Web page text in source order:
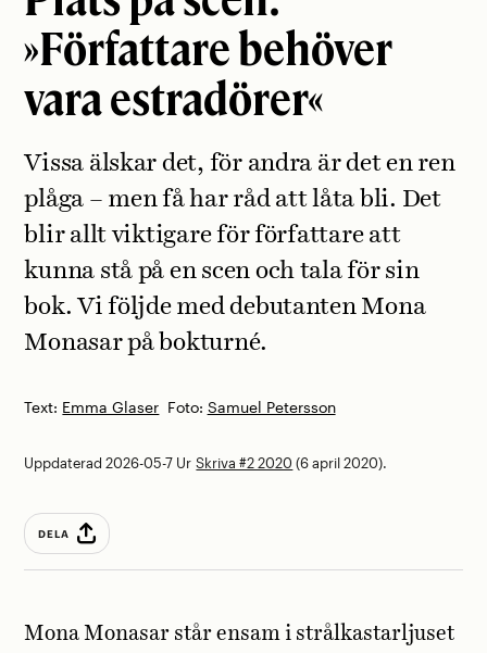
»Författare behöver
vara estradörer«
Text: Emma Glaser Foto: Samuel Petersson
Vissa älskar det, för andra är det en ren
plåga – men få har råd att låta bli. Det
blir allt viktigare för författare att
kunna stå på en scen och tala för sin
bok. Vi följde med debutanten Mona
Monasar på bokturné.
Uppdaterad 2026-05-7 UrSkriva #2 2020 (6 april 2020).
DELA
Mona Monasar står ensam i strålkastarljuset